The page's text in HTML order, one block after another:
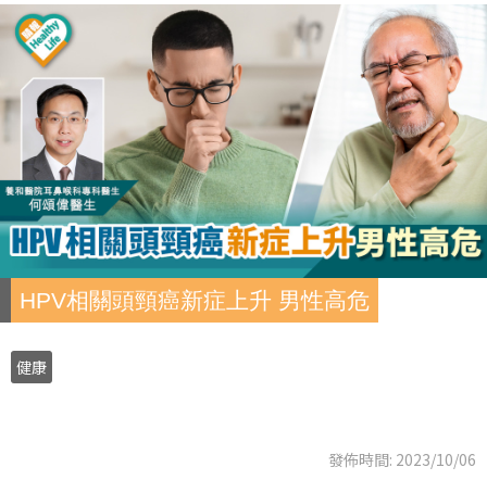
HPV相關頭頸癌新症上升 男性高危
健康
發佈時間: 2023/10/06